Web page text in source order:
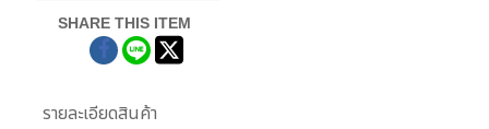
SHARE THIS ITEM
รายละเอียดสินค้า